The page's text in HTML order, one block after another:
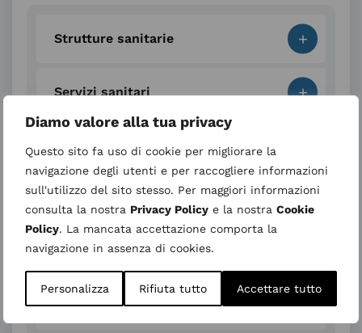
Diamo valore alla tua privacy
Questo sito fa uso di cookie per migliorare la
navigazione degli utenti e per raccogliere informazioni
sull'utilizzo del sito stesso. Per maggiori informazioni
consulta la nostra Privacy Policy e la nostra Cookie
Policy. La mancata accettazione comporta la
navigazione in assenza di cookies.
Personalizza Rifiuta tutto Accettare tutto
+
Strutture sanitarie
+
Servizi sanitari
Visite ed esami
+
Documentazione sanitaria
In caso di emergenza
+
Ricovero